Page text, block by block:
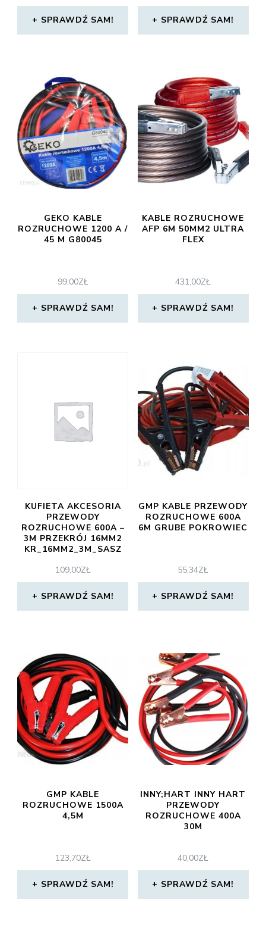
SPRAWDŹ SAM! SPRAWDŹ SAM!
GEKO KABLE
ROZRUCHOWE 1200 A /
45 M G80045
99,00ZŁ
SPRAWDŹ SAM!
KABLE ROZRUCHOWE
AFP 6M 50MM2 ULTRA
FLEX
431,00ZŁ
SPRAWDŹ SAM!
KUFIETA AKCESORIA
PRZEWODY
ROZRUCHOWE 600A –
3M PRZEKRÓJ 16MM2
KR_16MM2_3M_SASZ
109,00ZŁ
SPRAWDŹ SAM!
GMP KABLE PRZEWODY
ROZRUCHOWE 600A
6M GRUBE POKROWIEC
55,34ZŁ
SPRAWDŹ SAM!
GMP KABLE
ROZRUCHOWE 1500A
4,5M
123,70ZŁ
SPRAWDŹ SAM!
INNY;HART INNY HART
PRZEWODY
ROZRUCHOWE 400A
30M
40,00ZŁ
SPRAWDŹ SAM!